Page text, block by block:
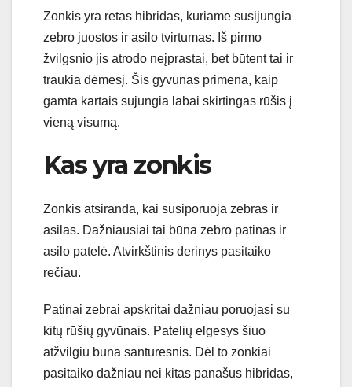
Zonkis yra retas hibridas, kuriame susijungia
zebro juostos ir asilo tvirtumas. Iš pirmo
žvilgsnio jis atrodo neįprastai, bet būtent tai ir
traukia dėmesį. Šis gyvūnas primena, kaip
gamta kartais sujungia labai skirtingas rūšis į
vieną visumą.
Kas yra zonkis
Zonkis atsiranda, kai susiporuoja zebras ir
asilas. Dažniausiai tai būna zebro patinas ir
asilo patelė. Atvirkštinis derinys pasitaiko
rečiau.
Patinai zebrai apskritai dažniau poruojasi su
kitų rūšių gyvūnais. Patelių elgesys šiuo
atžvilgiu būna santūresnis. Dėl to zonkiai
pasitaiko dažniau nei kitas panašus hibridas,